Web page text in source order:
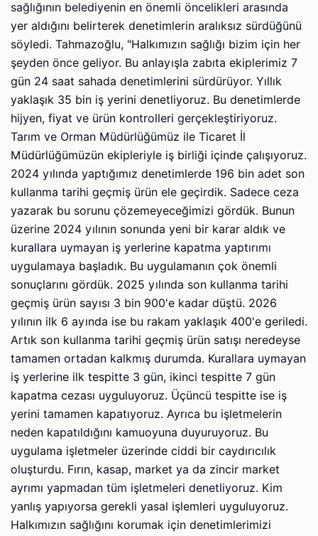
sağlığının belediyenin en önemli öncelikleri arasında
yer aldığını belirterek denetimlerin aralıksız sürdüğünü
söyledi. Tahmazoğlu, "Halkımızın sağlığı bizim için her
şeyden önce geliyor. Bu anlayışla zabıta ekiplerimiz 7
gün 24 saat sahada denetimlerini sürdürüyor. Yıllık
yaklaşık 35 bin iş yerini denetliyoruz. Bu denetimlerde
hijyen, fiyat ve ürün kontrolleri gerçekleştiriyoruz.
Tarım ve Orman Müdürlüğümüz ile Ticaret İl
Müdürlüğümüzün ekipleriyle iş birliği içinde çalışıyoruz.
2024 yılında yaptığımız denetimlerde 196 bin adet son
kullanma tarihi geçmiş ürün ele geçirdik. Sadece ceza
yazarak bu sorunu çözemeyeceğimizi gördük. Bunun
üzerine 2024 yılının sonunda yeni bir karar aldık ve
kurallara uymayan iş yerlerine kapatma yaptırımı
uygulamaya başladık. Bu uygulamanın çok önemli
sonuçlarını gördük. 2025 yılında son kullanma tarihi
geçmiş ürün sayısı 3 bin 900'e kadar düştü. 2026
yılının ilk 6 ayında ise bu rakam yaklaşık 400'e geriledi.
Artık son kullanma tarihi geçmiş ürün satışı neredeyse
tamamen ortadan kalkmış durumda. Kurallara uymayan
iş yerlerine ilk tespitte 3 gün, ikinci tespitte 7 gün
kapatma cezası uyguluyoruz. Üçüncü tespitte ise iş
yerini tamamen kapatıyoruz. Ayrıca bu işletmelerin
neden kapatıldığını kamuoyuna duyuruyoruz. Bu
uygulama işletmeler üzerinde ciddi bir caydırıcılık
oluşturdu. Fırın, kasap, market ya da zincir market
ayrımı yapmadan tüm işletmeleri denetliyoruz. Kim
yanlış yapıyorsa gerekli yasal işlemleri uyguluyoruz.
Halkımızın sağlığını korumak için denetimlerimizi